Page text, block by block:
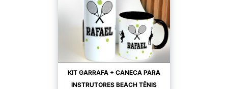
KIT GARRAFA + CANECA PARA
INSTRUTORES BEACH TÊNIS